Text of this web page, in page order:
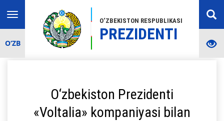
O‘ZBEKISTON RESPUBLIKASI
PREZIDENTI
Toggle
navigation
O‘ZB
O‘zbekiston Prezidenti
«Voltalia» kompaniyasi bilan